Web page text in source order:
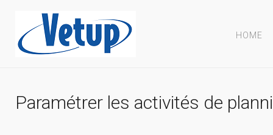
HOME
Paramétrer les activités de